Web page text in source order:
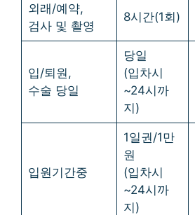
외래/예약,
검사 및 촬영
8시간(1회)
입/퇴원,
수술 당일
당일
(입차시
~24시까
지)
입원기간중
1일권/1만
원
(입차시
~24시까
지)